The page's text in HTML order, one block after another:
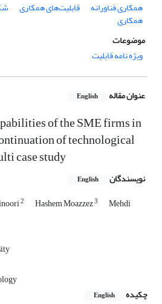
همکاری فناورانه
قابلیت‌های همکاری
همکاری
موضوعات
ویژه نامه قابلیت
عنوان مقاله English
of the SME firms in
of technological
case study
نویسندگان English
2 Hashem Moazzez3 Mehdi
چکیده
English